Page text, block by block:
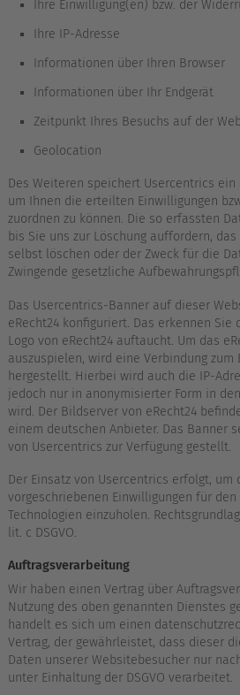
Ihre Einwilligung(en) bzw. der
Ihre IP-Adresse
Informationen über Ihren Browser
Informationen über Ihr Endgerät
Zeitpunkt Ihres Besuchs auf der
Geolocation
Des Weiteren speichert Usercentrics ein
um Ihnen die erteilten Einwilligungen
zuordnen zu können. Die so erfassten
bis Sie uns zur Löschung auffordern,
selbst löschen oder der Zweck für die
Zwingende gesetzliche
Das Usercentrics-Banner auf dieser
eRecht24 konfiguriert. Das erkennen Sie
Logo von eRecht24 auftaucht. Um das
auszuspielen, wird eine Verbindung zum
hergestellt. Hierbei wird auch die IP-
jedoch nur in anonymisierter Form in
wird. Der Bildserver von eRecht24
einem deutschen Anbieter. Das Banner
von Usercentrics zur Verfügung gestellt.
Der Einsatz von Usercentrics erfolgt, um
vorgeschriebenen Einwilligungen für
Technologien einzuholen.
lit. c DSGVO.
Auftragsverarbeitung
Wir haben einen Vertrag über
Nutzung des oben genannten Dienstes
handelt es sich um einen
Vertrag, der gewährleistet, dass dieser
Daten unserer Websitebesucher nur
unter Einhaltung der DSGVO verarbeitet.